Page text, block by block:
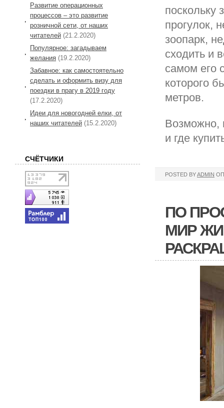
поскольку
прогулок,
зоопарк,
сходить и
самом его
которого
метров.
Возможно,
и где
POSTED BYADMIN
ПО
МИР
Развитие операционных
процессов – это развитие
розничной сети, от наших
читателей (21.2.2020)
Популярное: загадываем
желания (19.2.2020)
Забавное: как самостоятельно
сделать и оформить визу для
поездки в прагу в 2019 году
(17.2.2020)
Идеи для новогодней елки, от
наших читателей (15.2.2020)
СЧЁТЧИКИ